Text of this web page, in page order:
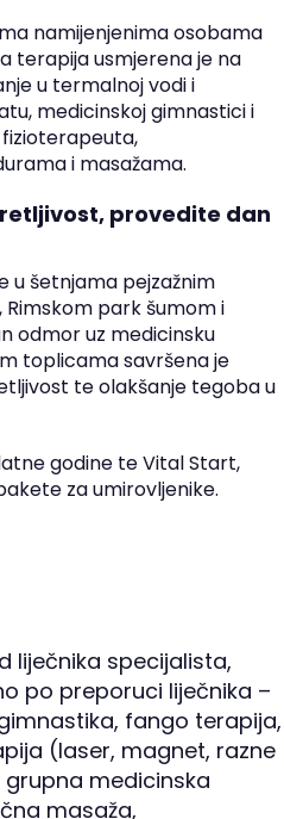
namijenjenima osobama
terapija usmjerena je na
u termalnoj vodi i
medicinskoj gimnastici i
i masažama.
provedite dan
u šetnjama pejzažnim
park šumom i
odmor uz medicinsku
toplicama savršena je
te olakšanje tegoba u
godine te Vital Start,
za umirovljenike.
liječnika specijalista,
po preporuci liječnika –
fango terapija,
(laser, magnet, razne
medicinska
masaža,